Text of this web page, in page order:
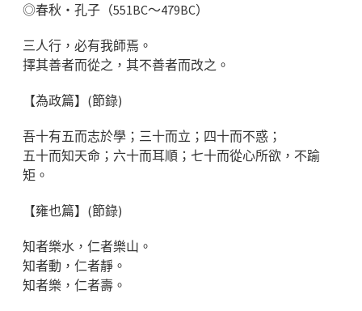
◎春秋‧孔子（551BC～479BC）
三人行，必有我師焉。
擇其善者而從之，其不善者而改之。
【為政篇】(節錄)
吾十有五而志於學；三十而立；四十而不惑；
五十而知天命；六十而耳順；七十而從心所欲，不踰
矩。
【雍也篇】(節錄)
知者樂水，仁者樂山。
知者動，仁者靜。
知者樂，仁者壽。